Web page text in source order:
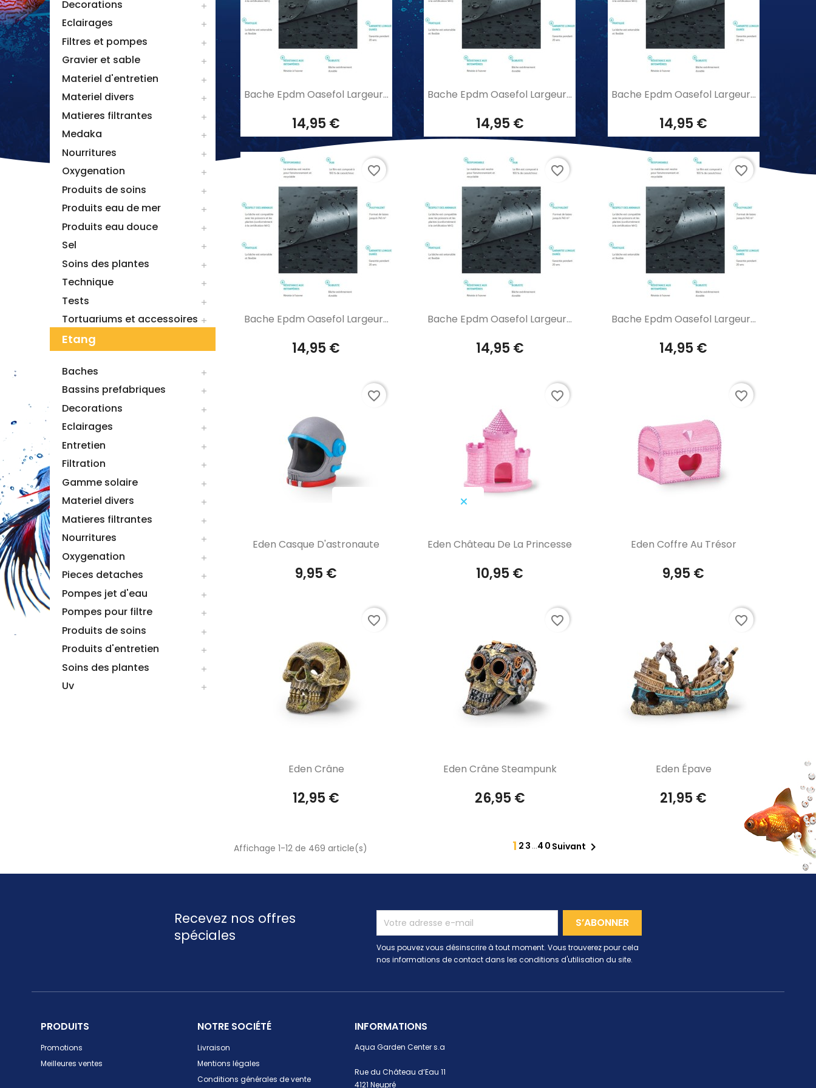
Decorations 
Eclairages 
Filtres et pompes 
Gravier et sable 
Materiel d'entretien 
Materiel divers 
Matieres filtrantes 
Medaka 
Nourritures 
Oxygenation 
Produits de soins 
Produits eau de mer 
Produits eau douce 
Sel 
Soins des plantes 
Technique 
Tests 
Tortuariums et accessoires 
Etang
Baches 
Bassins prefabriques 
Decorations 
Eclairages 
Entretien 
Filtration 
Gamme solaire 
Materiel divers 
Matieres filtrantes 
Nourritures 
Oxygenation 
Pieces detaches 
Pompes jet d'eau 
Pompes pour filtre 
Produits de soins 
Produits d'entretien 
Soins des plantes 
Uv 
Aperçu rapide
Bache Epdm Oasefol Largeur...
14,95 €
Aperçu rapide
Bache Epdm Oasefol Largeur...
14,95 €
Aperçu rapide
Bache Epdm Oasefol Largeur...
14,95 €
Aperçu rapide
Bache Epdm Oasefol Largeur...
14,95 €
favorite_border
Aperçu rapide
Bache Epdm Oasefol Largeur...
14,95 €
favorite_border
Aperçu rapide
Bache Epdm Oasefol Largeur...
14,95 €
favorite_border
Aperçu rapide
Eden Casque D'astronaute
9,95 €
favorite_border
Aperçu rapide
Eden Château De La Princesse
10,95 €
favorite_border
 Aperçu rapide
Eden Coffre Au Trésor
9,95 €
favorite_border
Aperçu rapide
Eden Crâne
12,95 €
favorite_border
Aperçu rapide
Eden Crâne Steampunk
26,95 €
favorite_border
Aperçu rapide
Eden Épave
21,95 €
favorite_border
Affichage 1-12 de 469 article(s) 1 2 3 …40 Suivant 
Recevez nos offres
spéciales
Vous pouvez vous désinscrire à tout moment. Vous trouverez pour cela
nos informations de contact dans les conditions d'utilisation du site.
PRODUITS
Promotions
Meilleures ventes
NOTRE SOCIÉTÉ
Livraison
Mentions légales
Conditions générales de vente
INFORMATIONS
Aqua Garden Center s.a
Rue du Château d’Eau 11
4121 Neupré